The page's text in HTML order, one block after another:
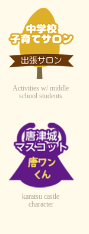
Activities w/ middle
school students
karatsu castle
character